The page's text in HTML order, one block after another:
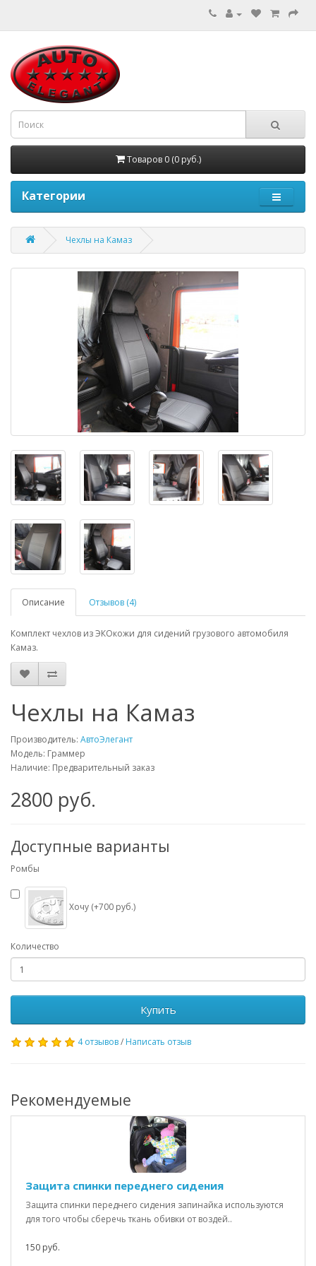
Товаров 0 (0 руб.)
Категории
Чехлы на Камаз
Описание Отзывов (4)
Комплект чехлов из ЭКОкожи для сидений грузового автомобиля
Камаз.
Чехлы на Камаз
Производитель: АвтоЭлегант
Модель: Граммер
Наличие: Предварительный заказ
2800 руб.
Доступные варианты
Ромбы
Хочу (+700 руб.)
Количество
Купить
4 отзывов/ Написать отзыв
Рекомендуемые
Защита спинки переднего сидения
Защита спинки переднего сидения запинайка используются
для того чтобы сберечь ткань обивки от воздей..
150 руб.